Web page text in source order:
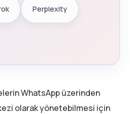
Perplexity
WhatsApp üzerinden
olarak yönetebilmesi için